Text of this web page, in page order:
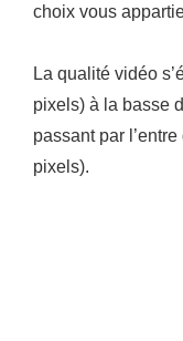
choix vous
La qualité vidéo
pixels) à la basse
passant par
pixels).